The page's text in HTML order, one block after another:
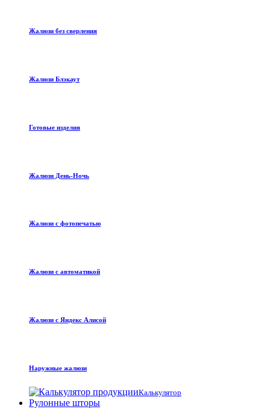
Жалюзи без сверления
Жалюзи Блэкаут
Готовые изделия
Жалюзи День-Ночь
Жалюзи с фотопечатью
Жалюзи с автоматикой
Жалюзи с Яндекс Алисой
Наружные жалюзи
Калькулятор
Рулонные шторы